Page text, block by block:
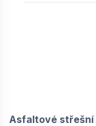
Asfaltové střešní